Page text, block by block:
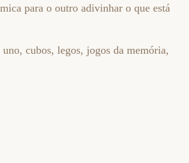
para o outro adivinhar o que está
cubos, legos, jogos da memória,